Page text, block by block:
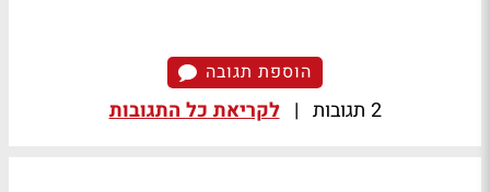
הוספת תגובה
2 תגובות | לקריאת כל התגובות